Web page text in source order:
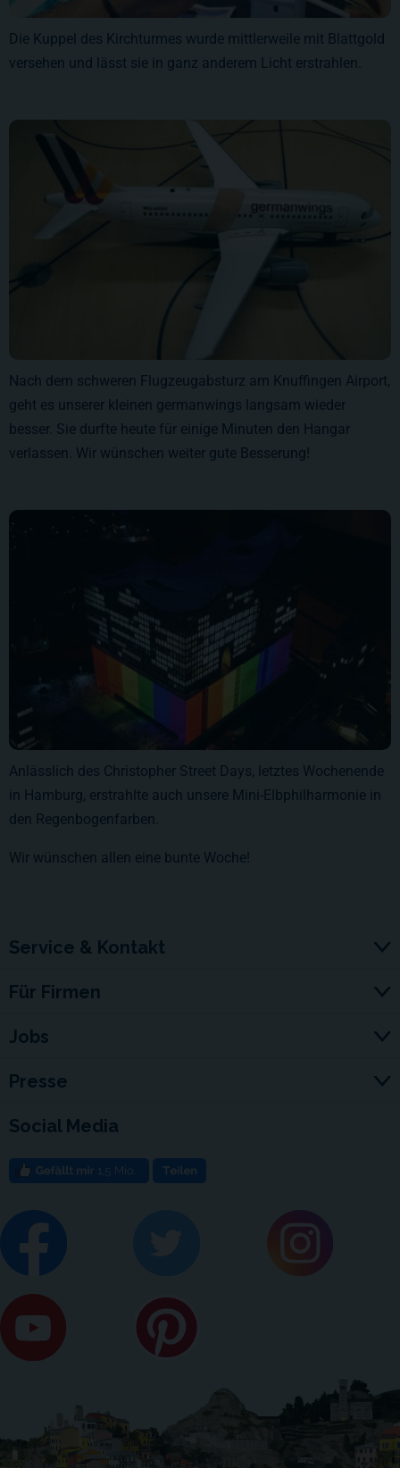
Die Kuppel des Kirchturmes wurde mittlerweile mit Blattgold
versehen und lässt sie in ganz anderem Licht erstrahlen.
Nach dem schweren Flugzeugabsturz am Knuffingen Airport,
geht es unserer kleinen germanwings langsam wieder
besser. Sie durfte heute für einige Minuten den Hangar
verlassen. Wir wünschen weiter gute Besserung!
Anlässlich des Christopher Street Days, letztes Wochenende
in Hamburg, erstrahlte auch unsere Mini-Elbphilharmonie in
den Regenbogenfarben.
Wir wünschen allen eine bunte Woche!
Service & Kontakt
Für Firmen
Jobs
Presse
Social Media